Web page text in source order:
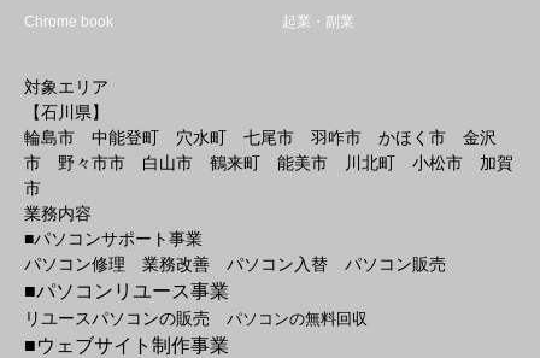
Chrome book 起業・副業
対象エリア
【石川県】
輪島市 中能登町 穴水町 七尾市 羽咋市 かほく市 金沢
市 野々市市 白山市 鶴来町 能美市 川北町 小松市 加賀
市
業務内容
■パソコンサポート事業
パソコン修理 業務改善 パソコン入替 パソコン販売
■パソコンリユース事業
リユースパソコンの販売 パソコンの無料回収
■ウェブサイト制作事業